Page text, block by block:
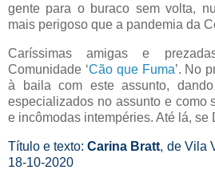
gente para o buraco sem volta,
mais perigoso que a pandemia da
Caríssimas amigas e
Comunidade ‘Cão que Fuma’. No
à baila com este assunto,
especializados no assunto e como
e incômodas intempéries. Até lá, se
Título e texto:Carina Bratt, de Vila
18-10-2020